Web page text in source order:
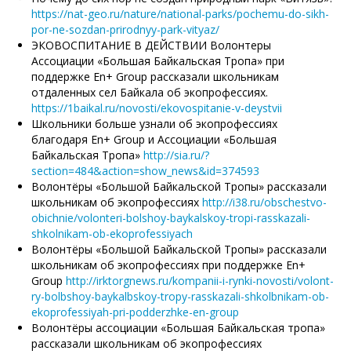
https://nat-geo.ru/nature/national-parks/pochemu-do-sikh-
por-ne-sozdan-prirodnyy-park-vityaz/
ЭКОВОСПИТАНИЕ В ДЕЙСТВИИ Волонтеры
Ассоциации «Большая Байкальская Тропа» при
поддержке En+ Group рассказали школьникам
отдаленных сел Байкала об экопрофессиях.
https://1baikal.ru/novosti/ekovospitanie-v-deystvii
Школьники больше узнали об экопрофессиях
благодаря En+ Group и Ассоциации «Большая
Байкальская Тропа» http://sia.ru/?
section=484&action=show_news&id=374593
Волонтёры «Большой Байкальской Тропы» рассказали
школьникам об экопрофессиях http://i38.ru/obschestvo-
obichnie/volonteri-bolshoy-baykalskoy-tropi-rasskazali-
shkolnikam-ob-ekoprofessiyach
Волонтёры «Большой Байкальской Тропы» рассказали
школьникам об экопрофессиях при поддержке En+
Group http://irktorgnews.ru/kompanii-i-rynki-novosti/volont-
ry-bolbshoy-baykalbskoy-tropy-rasskazali-shkolbnikam-ob-
ekoprofessiyah-pri-podderzhke-en-group
Волонтёры ассоциации «Большая Байкальская тропа»
рассказали школьникам об экопрофессиях